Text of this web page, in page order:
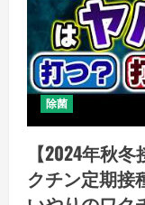
除菌
【2024年秋
クチン定期接